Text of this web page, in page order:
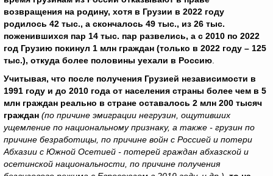
возвращения на родину, хотя в Грузии в 2022 году
родилось 42 тыс., а скончалось 49 тыс., из 26 тыс.
поженившихся пар 14 тыс. пар развелись, а с 2010 по 2022
год Грузию покинул 1 млн граждан (только в 2022 году – 125
тыс.), откуда более половины уехали в Россию
Учитывая, что после получения Грузией независимости в
1991 году и до 2010 года от населения страны более чем в 5
млн граждан реально в стране оставалось 2 млн 200 тысяч
граждан (по причине эмиграции негрузин, ощутивших
ущемление по национальному признаку, а также - грузин по
причине безработицы, по причине войн с Россией и потери
Абхазии с Южной Осетией - потерей граждан абхазской и
осетинской национальности, по причине получения